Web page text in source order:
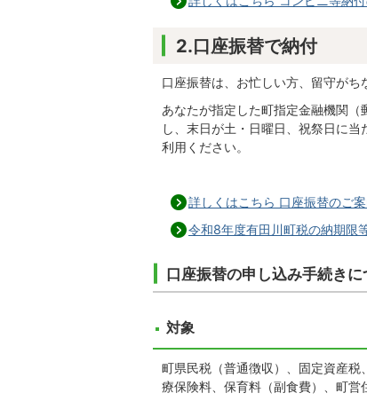
2.口座振替で納付
口座振替は、お忙しい方、留守がち
あなたが指定した町指定金融機関
し、末日が土・日曜日、祝祭日に
利用ください。
詳しくはこちら 口座振替のご
令和8年度有田川町税の納期限
口座振替の申し込み手続きに
対象
町県民税（普通徴収）、固定資産
療保険料、保育料（副食費）、町営